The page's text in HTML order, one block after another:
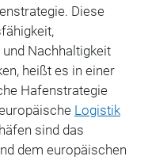
Diese
Nachhaltigkeit
heißt es in einer
Hafenstrategie
Logistik
sind das
dem europäischen